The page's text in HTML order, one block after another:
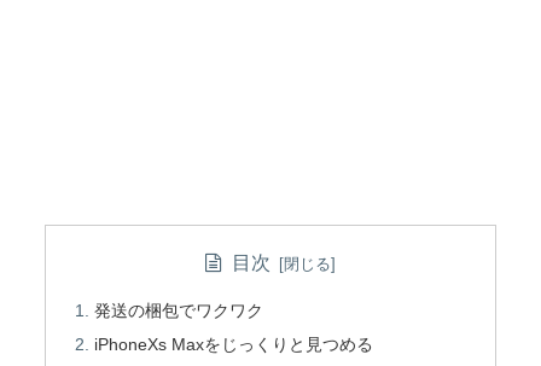
目次
発送の梱包でワクワク
iPhoneXs Maxをじっくりと見つめる